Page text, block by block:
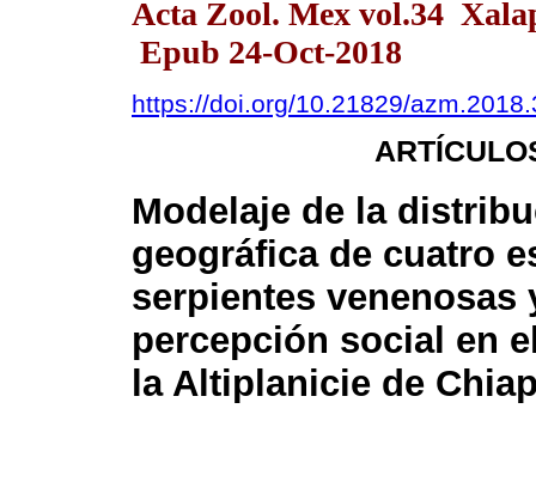
Acta Zool. Mex vol.34
Epub 24-Oct-2018
https://doi.org/10.21829/
Modelaje de la
geográfica de cuatro
serpientes venenosas
percepción social en
la Altiplanicie de